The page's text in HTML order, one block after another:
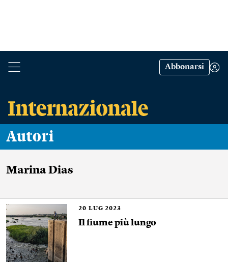
Abbonarsi
Autori
Marina Dias
20 LUG 2023
Il fiume più lungo